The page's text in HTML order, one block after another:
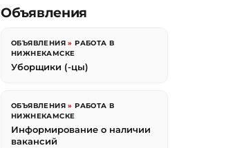
Объявления
ОБЪЯВЛЕНИЯ »РАБОТА В
НИЖНЕКАМСКЕ
Уборщики (-цы)
ОБЪЯВЛЕНИЯ »РАБОТА В
НИЖНЕКАМСКЕ
Информирование о наличии
вакансий